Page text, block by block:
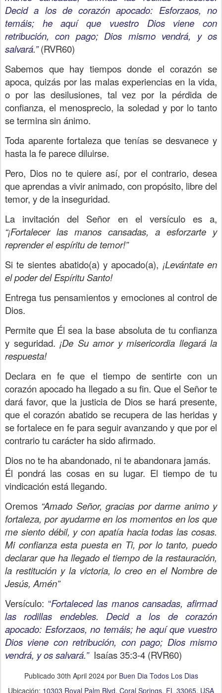
Decid a los de corazón apocado: Esforzaos, no
temáis; he aquí que vuestro Dios viene con
retribución, con pago; Dios mismo vendrá, y os
salvará.” (RVR60)
Sabemos que hay tiempos donde el corazón se
apoca, quizás por las malas experiencias en la vida,
o por las desilusiones, tal vez por la pérdida de
confianza, el menosprecio, la soledad y por lo tanto
se termina sin ánimo.
Toda aparente fortaleza que tenías se desvanece y
hasta la fe parece diluirse.
Pero, Dios no te quiere así, por el contrario, desea
que aprendas a vivir animado, con propósito, libre del
temor, y de la inseguridad.
La invitación del Señor en el versículo es a,
“¡Fortalecer las manos cansadas, a esforzarte y
reprender el espíritu de temor!”
Si te sientes abatido(a) y apocado(a), ¡Levántate en
el poder del Espíritu Santo!
Entrega tus pensamientos y emociones al control de
Dios.
Permite que Él sea la base absoluta de tu confianza
y seguridad. ¡De Su amor y misericordia llegará la
respuesta!
Declara en fe que el tiempo de sentirte con un
corazón apocado ha llegado a su fin. Que el Señor te
dará favor, que la justicia de Dios se hará presente,
que el corazón abatido se recupera de las heridas y
se fortalece en fe para seguir avanzando y que por el
contrario tu carácter ha sido afirmado.
Dios no te ha abandonado, ni te abandonara jamás.
Él pondrá las cosas en su lugar. El tiempo de tu
vindicación está llegando.
Oremos “Amado Señor, gracias por darme animo y
fortaleza, por ayudarme en los momentos en los que
me siento débil, y con apatía hacia todas las cosas.
Mi confianza esta puesta en Ti, por lo tanto, puedo
declarar que ha llegado el tiempo de la restauración,
la restitución y la victoria, lo creo en el Nombre de
Jesús, Amén”
Versículo: “Fortaleced las manos cansadas, afirmad
las rodillas endebles. Decid a los de corazón
apocado: Esforzaos, no temáis; he aquí que vuestro
Dios viene con retribución, con pago; Dios mismo
vendrá, y os salvará.” Isaías 35:3-4 (RVR60)
Publicado 30th April 2024por Buen Dia Todos Los Dias
Ubicación: 10303 Royal Palm Blvd, Coral Springs, FL 33065, USA